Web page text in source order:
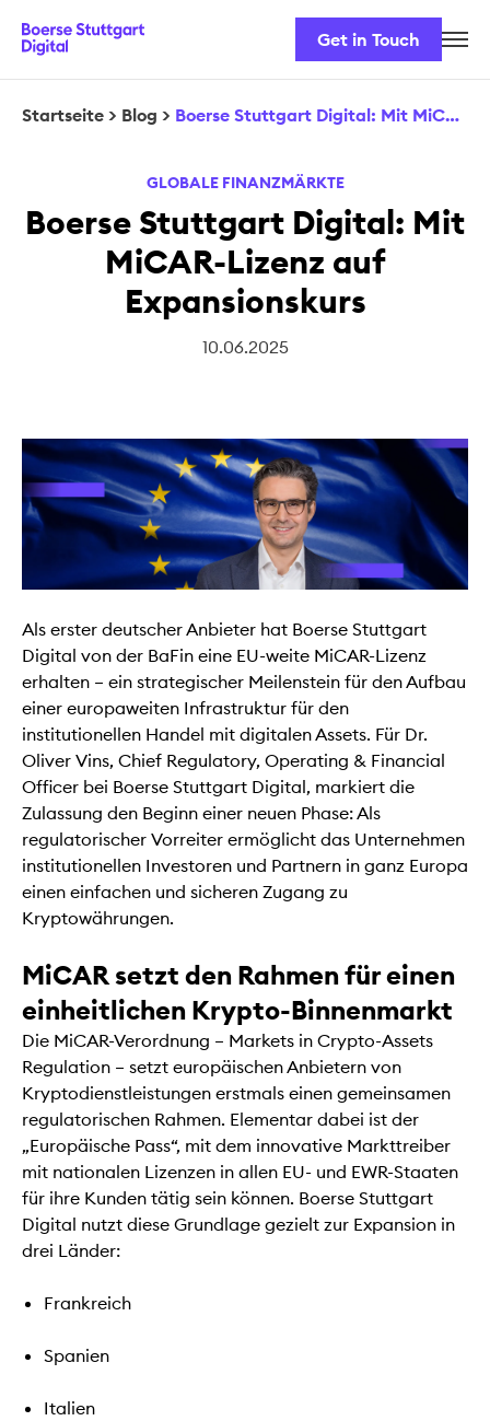
Get in Touch
Karriere
Unser Team
Sicherheit & Regulatorik
Startseite > Blog > Boerse Stuttgart Digital: Mit MiCAR-Lizenz auf Expansionskurs
GLOBALE FINANZMÄRKTE
Boerse Stuttgart Digital: Mit
MiCAR-Lizenz auf
Expansionskurs
10.06.2025
Als erster deutscher Anbieter hat Boerse Stuttgart
Digital von der BaFin eine EU-weite MiCAR-Lizenz
erhalten – ein strategischer Meilenstein für den Aufbau
einer europaweiten Infrastruktur für den
institutionellen Handel mit digitalen Assets. Für Dr.
Oliver Vins, Chief Regulatory, Operating & Financial
Officer bei Boerse Stuttgart Digital, markiert die
Zulassung den Beginn einer neuen Phase: Als
regulatorischer Vorreiter ermöglicht das Unternehmen
institutionellen Investoren und Partnern in ganz Europa
einen einfachen und sicheren Zugang zu
Kryptowährungen.
MiCAR setzt den Rahmen für einen
einheitlichen Krypto-Binnenmarkt
Die MiCAR-Verordnung – Markets in Crypto-Assets
Regulation – setzt europäischen Anbietern von
Kryptodienstleistungen erstmals einen gemeinsamen
regulatorischen Rahmen. Elementar dabei ist der
„Europäische Pass“, mit dem innovative Markttreiber
mit nationalen Lizenzen in allen EU- und EWR-Staaten
für ihre Kunden tätig sein können. Boerse Stuttgart
Digital nutzt diese Grundlage gezielt zur Expansion in
drei Länder:
Frankreich
Spanien
Italien